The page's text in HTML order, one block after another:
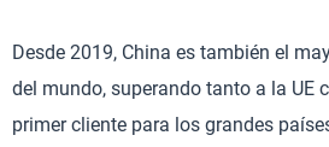
Desde 2019, China es también el
del mundo, superando tanto a la UE
primer cliente para los grandes